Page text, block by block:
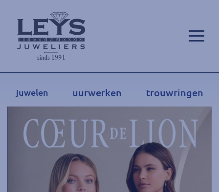
juwelen uurwerken trouwringen